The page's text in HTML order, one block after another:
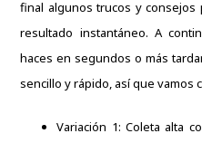
final algunos trucos y
resultado instantáneo. A
haces en segundos o más
sencillo y rápido, así que vamos
Variación 1: Coleta alta